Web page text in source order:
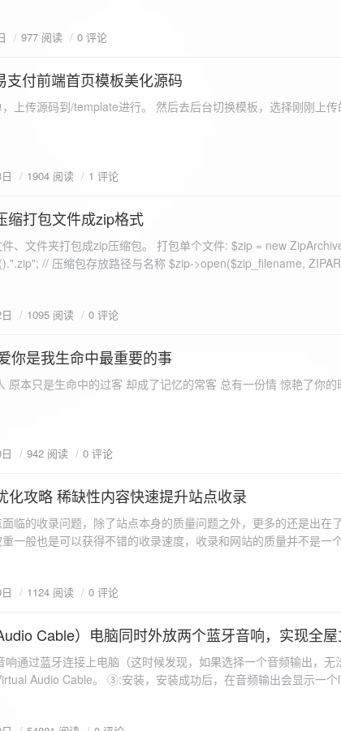
977 阅读 0 评论
支付前端首页模板美化源码
上传源码到/template进行。 然后去后台切换模板，选择刚刚上传
1904 阅读 1 评论
缩打包文件成zip格式
、文件夹打包成zip压缩包。 打包单个文件: $zip = new
放路径与名称 $zip->open($zip_filename, ZIPARCHIVE::CREATE); // 打
logon2.png),也就是原文件所在的路径 $zip-
//打开压缩包 //遍历文件 foreach($fileList as
子文件夹）: <?php /** * @param $path 文件夹路径 * @param
. "/" . $filename)) { // 如果读取的某个对象是文件夹，则递
1095 阅读 0 评论
你是我生命中最重要的事
原本只是生命中的过客 却成了记忆的常客 总有一份情 惊艳了你
942 阅读 0 评论
化攻略 稀缺性内容快速提升站点收录
临的收录问题，除了站点本身的质量问题之外，更多的还是出在
一般也是可以获得不错的收录速度，收录和网站的质量并不是一
1124 阅读 0 评论
Cable）电脑同时外放两个蓝牙音响，实现全
通过蓝牙连接上电脑（这时候发现，如果选择一个音频输出，
Audio Cable。 ③:安装，安装成功后，在音频输出会显示一个line1。